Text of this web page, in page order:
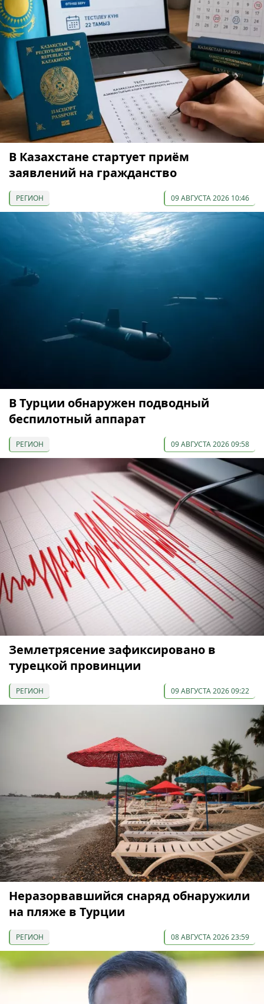
В Казахстане стартует приём
заявлений на гражданство
РЕГИОН 09 АВГУСТА 2026 10:46
В Турции обнаружен подводный
беспилотный аппарат
РЕГИОН 09 АВГУСТА 2026 09:58
Землетрясение зафиксировано в
турецкой провинции
РЕГИОН 09 АВГУСТА 2026 09:22
Неразорвавшийся снаряд обнаружили
на пляже в Турции
РЕГИОН 08 АВГУСТА 2026 23:59